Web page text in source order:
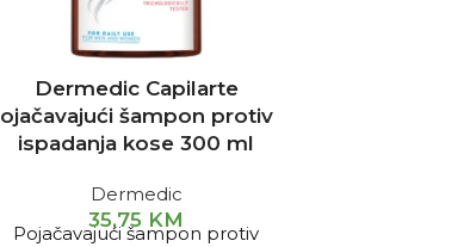
Dermedic Capilarte
ojačavajući šampon protiv
ispadanja kose 300 ml
Dermedic
35,75 KM
Pojačavajući šampon protiv